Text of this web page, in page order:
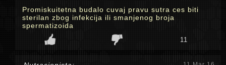
Promiskuitetna budalo cuvaj pravu sutra ces biti
sterilan zbog infekcija ili smanjenog broja
spermatizoida
11